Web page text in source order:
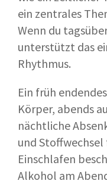
ein zentrales
Wenn du
unterstützt das
Rhythmus.
Ein früh
Körper, abends
nächtliche
und
Einschlafen
Alkohol am